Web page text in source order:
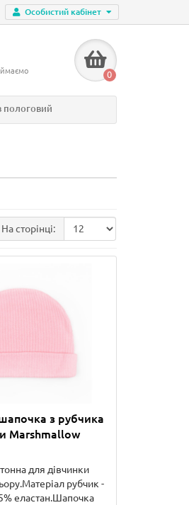
Особистий кабінет
0
пологовий
На сторінці:
з рубчика
Marshmallow
для дівчинки
рубчик -
еластан.Шапочка